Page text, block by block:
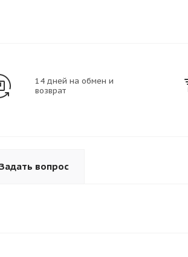
14 дней на обмен и
возврат
Задать вопрос